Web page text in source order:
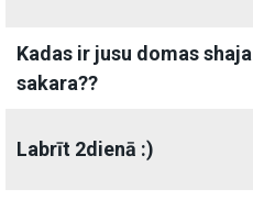
Kadas ir jusu domas shaja
sakara??
Labrīt 2dienā :)